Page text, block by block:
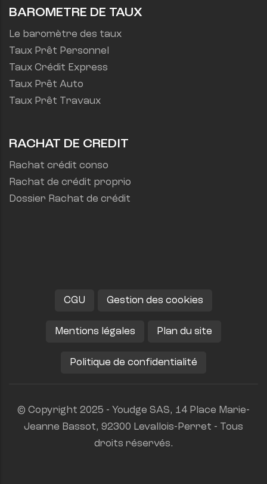
BAROMETRE DE TAUX
Le baromètre des taux
Taux Prêt Personnel
Taux Crédit Express
Taux Prêt Auto
Taux Prêt Travaux
RACHAT DE CREDIT
Rachat crédit conso
Rachat de crédit proprio
Dossier Rachat de crédit
CGU Gestion des cookies
Mentions légales Plan du site
Politique de confidentialité
© Copyright 2025 - Youdge SAS, 14 Place Marie-
Jeanne Bassot, 92300 Levallois-Perret - Tous
droits réservés.